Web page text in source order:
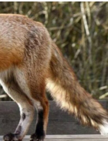
Banjaluku
direktnom kontaktu sa
put za dalji razvoj i
sa ljudima i
to najpotrebnije. Samo
koje će Banjaluku voditi
koje su nam građani